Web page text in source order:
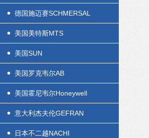
德国施迈赛SCHMERSAL
美国美特斯MTS
美国SUN
美国罗克韦尔AB
美国霍尼韦尔Honeywell
意大利杰夫伦GEFRAN
日本不二越NACHI